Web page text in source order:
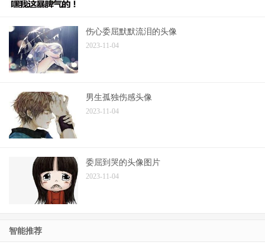
伤心委屈默默流泪的头像
2023-11-04
男生孤独伤感头像
2023-11-04
委屈到哭的头像图片
2023-11-04
智能推荐